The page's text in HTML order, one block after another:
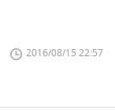
2016/08/15 22:57